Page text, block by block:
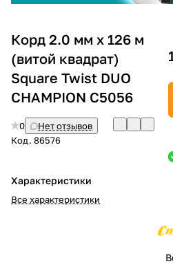
Корд 2.0 мм х 126 м
(витой квадрат)
Square Twist DUO
CHAMPION С5056
0
Нет отзывов
Код. 86576
Характеристики
Все характеристики
График платежей
Сегодня
25 %
% картой любого